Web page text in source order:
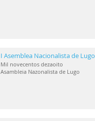
I Asemblea Nacionalista de Lugo
Mil novecentos dezaoito
Asambleia Nazonalista de Lugo